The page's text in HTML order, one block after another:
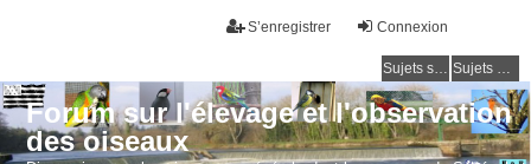
Connexion
S’enregistrer
Sujets sans réponse Sujets actifs
Forum sur l'élevage et l'observation
des oiseaux